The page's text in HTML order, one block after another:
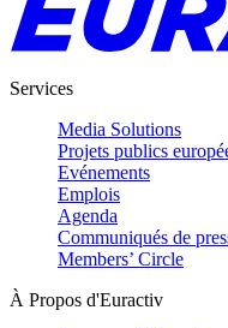
Services
Media Solutions
Projets publics
Evénements
Emplois
Agenda
Communiqués de
Members’ Circle
À Propos d'Euractiv